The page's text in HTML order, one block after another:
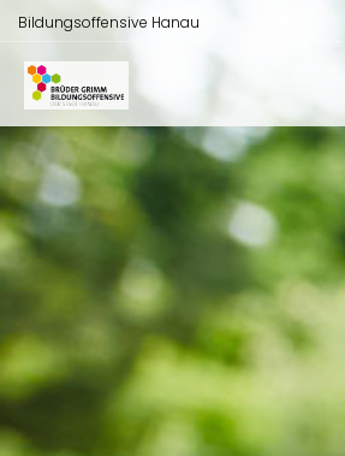
Bildungsoffensive Hanau